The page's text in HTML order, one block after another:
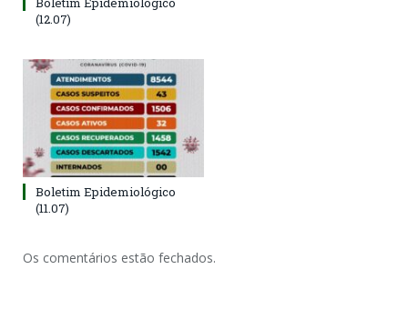
(12.07)
Boletim Epidemiológico
(11.07)
Os comentários estão fechados.